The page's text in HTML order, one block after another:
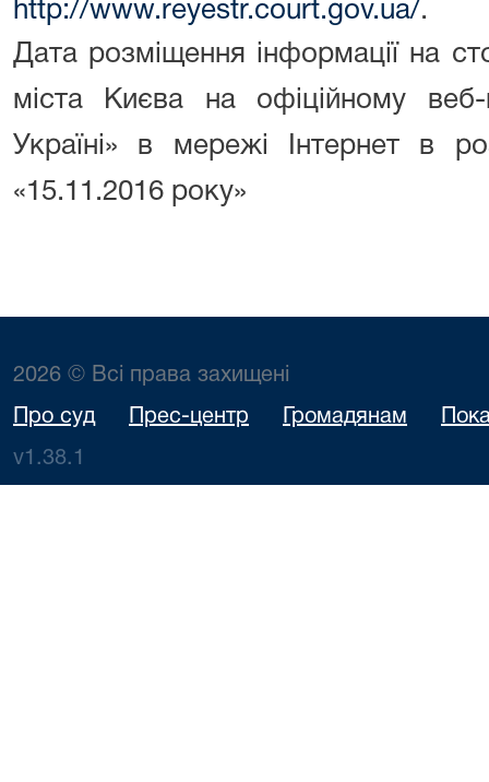
http://www.reyestr.court.gov.ua/.
Дата розміщення інформації на
міста Києва на офіційному
Україні» в мережі Інтернет в
«15.11.2016 року»
2026 © Всі права захищені
Про суд Прес-центр Громадянам
v1.38.1